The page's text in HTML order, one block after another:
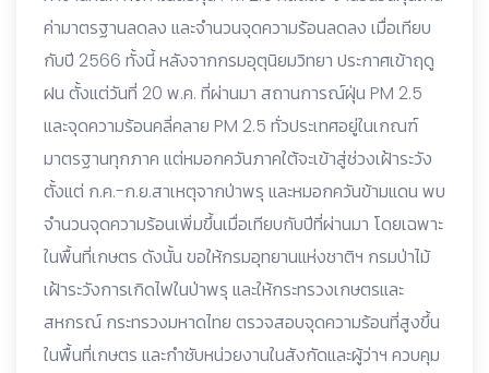
ค่ามาตรฐานลดลง และจำนวนจุดความร้อนลดลง เมื่อเทียบ
กับปี 2566 ทั้งนี้ หลังจากกรมอุตุนิยมวิทยา ประกาศเข้าฤดู
ฝน ตั้งแต่วันที่ 20 พ.ค. ที่ผ่านมา สถานการณ์ฝุ่น PM 2.5
และจุดความร้อนคลี่คลาย PM 2.5 ทั่วประเทศอยู่ในเกณฑ์
มาตรฐานทุกภาค แต่หมอกควันภาคใต้จะเข้าสู่ช่วงเฝ้าระวัง
ตั้งแต่ ก.ค.-ก.ย.สาเหตุจากป่าพรุ และหมอกควันข้ามแดน พบ
จำนวนจุดความร้อนเพิ่มขึ้นเมื่อเทียบกับปีที่ผ่านมา โดยเฉพาะ
ในพื้นที่เกษตร ดังนั้น ขอให้กรมอุทยานแห่งชาติฯ กรมป่าไม้
เฝ้าระวังการเกิดไฟในป่าพรุ และให้กระทรวงเกษตรและ
สหกรณ์ กระทรวงมหาดไทย ตรวจสอบจุดความร้อนที่สูงขึ้น
ในพื้นที่เกษตร และกำชับหน่วยงานในสังกัดและผู้ว่าฯ ควบคุม